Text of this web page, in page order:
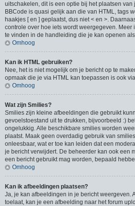
uitschakelen, dit is een optie bij het plaatsen van
BBCode is quasi gelijk aan die van HTML, tags
haakjes [ en ] geplaatst, dus niet < en >.
controle over hoe iets wordt weergegeven. Meer
te vinden in de handleiding die je kan openen
Omhoog
Kan ik HTML gebruiken?
Nee, het is niet mogelijk om je bericht op te
opmaak die je via HTML kan toepassen is ook
Omhoog
Wat zijn Smilies?
Smilies zijn kleine afbeeldingen die gebruikt
gevoelstoestand uit te drukken, bijvoorbeeld :)
ongelukkig. Alle beschikbare smilies worden
plaatst. Maak geen overdadig gebruik van
onleesbaar, wat er toe kan leiden dat een
je bericht verwijdert. De beheerder kan ook een
een bericht gebruikt mag worden, bepaald
Omhoog
Kan ik afbeeldingen plaatsen?
Ja, je kan afbeeldingen in je bericht weergeven.
toelaat, kan je een afbeelding naar het forum